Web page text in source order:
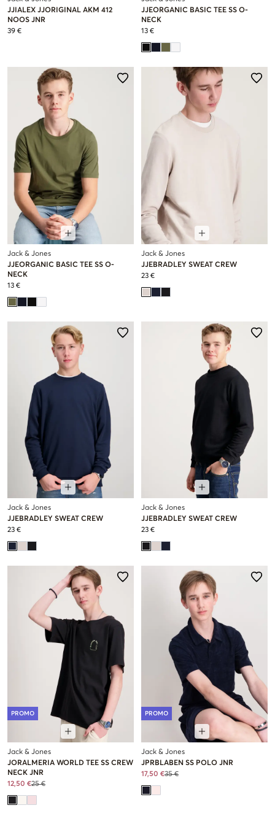
JJIALEX JJORIGINAL AKM 412
NOOS JNR
39 €
JJEORGANIC BASIC TEE SS O-
NECK
13 €
Jack & Jones
JJEORGANIC BASIC TEE SS O-
NECK
13 €
Jack & Jones
JJEBRADLEY SWEAT CREW
23 €
Jack & Jones
JJEBRADLEY SWEAT CREW
23 €
Jack & Jones
JJEBRADLEY SWEAT CREW
23 €
PROMO
Jack & Jones
JORALMERIA WORLD TEE SS CREW
NECK JNR
12,50 €25 €
PROMO
Jack & Jones
JPRBLABEN SS POLO JNR
17,50 €35 €